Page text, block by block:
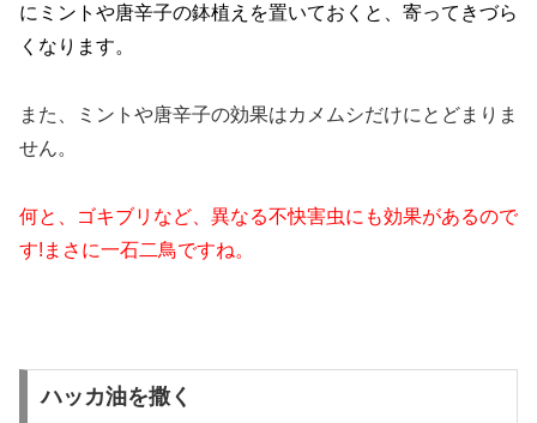
にミントや唐辛子の鉢植えを置いておくと、寄ってきづら
くなります。
また、ミントや唐辛子の効果はカメムシだけにとどまりま
せん。
何と、ゴキブリなど、異なる不快害虫にも効果があるので
す!まさに一石二鳥ですね。
ハッカ油を撒く